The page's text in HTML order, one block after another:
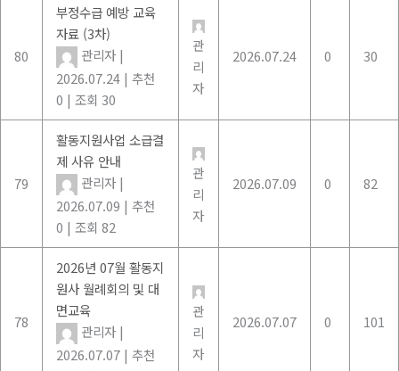
80
부정수급 예방 교육
자료 (3차)
관리자 |
2026.07.24 | 추천
0 | 조회 30
관
리
자
2026.07.24 0 30
79
활동지원사업 소급결
제 사유 안내
관리자 |
2026.07.09 | 추천
0 | 조회 82
관
리
자
2026.07.09 0 82
78
2026년 07월 활동지
원사 월례회의 및 대
면교육
관리자 |
2026.07.07 | 추천
관
리
자
2026.07.07 0 101